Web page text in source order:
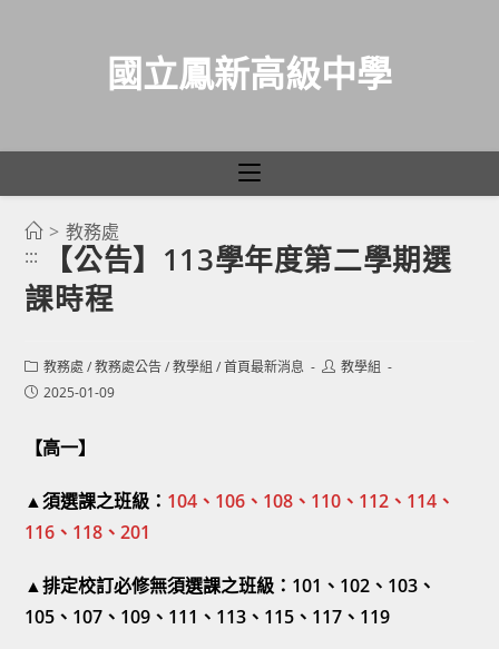
國立鳳新高級中學
> 教務處
:::
【公告】113學年度第二學期選
課時程
Post
category:
教務處 / 教務處公告 / 教學組 / 首頁最新消息
Post教學組
Post2025-01-09
【高一】
▲須選課之班級： 104、106、108、110、112、114、
116、118、201
▲排定校訂必修無須選課之班級：101、102、103、
105、107、109、111、113、115、117、119